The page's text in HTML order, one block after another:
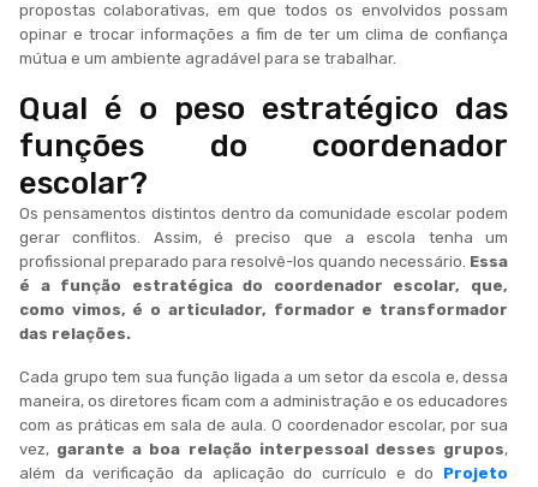
propostas colaborativas, em que todos os envolvidos possam
opinar e trocar informações a fim de ter um clima de confiança
mútua e um ambiente agradável para se trabalhar.
Qual é o peso estratégico das
funções do coordenador
escolar?
Os pensamentos distintos dentro da comunidade escolar podem
gerar conflitos. Assim, é preciso que a escola tenha um
profissional preparado para resolvê-los quando necessário. Essa
é a função estratégica do coordenador escolar, que,
como vimos, é o articulador, formador e transformador
das relações.
Cada grupo tem sua função ligada a um setor da escola e, dessa
maneira, os diretores ficam com a administração e os educadores
com as práticas em sala de aula. O coordenador escolar, por sua
vez, garante a boa relação interpessoal desses grupos,
além da verificação da aplicação do currículo e do Projeto